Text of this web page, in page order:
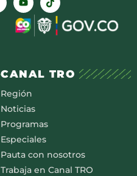
CANAL TRO
Región
Noticias
Programas
Especiales
Pauta con nosotros
Trabaja en Canal TRO